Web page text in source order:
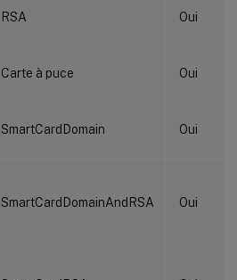
RSA Oui
Carte à puce Oui
SmartCardDomain Oui
SmartCardDomainAndRSA Oui